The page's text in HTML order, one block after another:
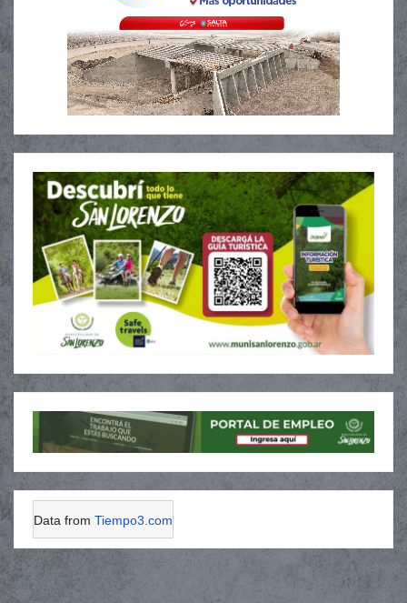
Data from Tiempo3.com